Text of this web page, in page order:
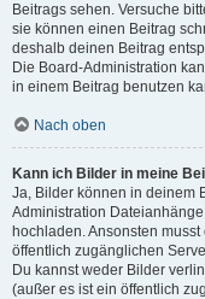
Beitrags sehen. Versuche
sie können einen Beitrag
deshalb deinen Beitrag
Die Board-Administration
in einem Beitrag benutzen
Nach oben
Kann ich Bilder in meine
Ja, Bilder können in deinem
Administration
hochladen. Ansonsten
öffentlich zugänglichen
Du kannst weder Bilder
(außer es ist ein öffentlich